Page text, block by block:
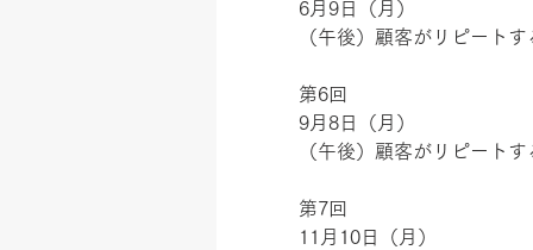
6月9日（月）
（午後）顧客がリピート
第6回
9月8日（月）
（午後）顧客がリピート
第7回
11月10日（月）